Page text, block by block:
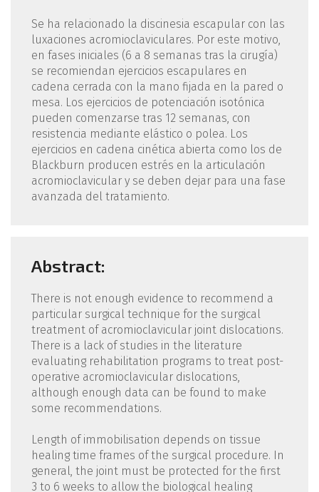
Se ha relacionado la discinesia escapular con las
luxaciones acromioclaviculares. Por este motivo,
en fases iniciales (6 a 8 semanas tras la cirugía)
se recomiendan ejercicios escapulares en
cadena cerrada con la mano fijada en la pared o
mesa. Los ejercicios de potenciación isotónica
pueden comenzarse tras 12 semanas, con
resistencia mediante elástico o polea. Los
ejercicios en cadena cinética abierta como los de
Blackburn producen estrés en la articulación
acromioclavicular y se deben dejar para una fase
avanzada del tratamiento.
Abstract:
There is not enough evidence to recommend a
particular surgical technique for the surgical
treatment of acromioclavicular joint dislocations.
There is a lack of studies in the literature
evaluating rehabilitation programs to treat post-
operative acromioclavicular dislocations,
although enough data can be found to make
some recommendations.
Length of immobilisation depends on tissue
healing time frames of the surgical procedure. In
general, the joint must be protected for the first
3 to 6 weeks to allow the biological healing